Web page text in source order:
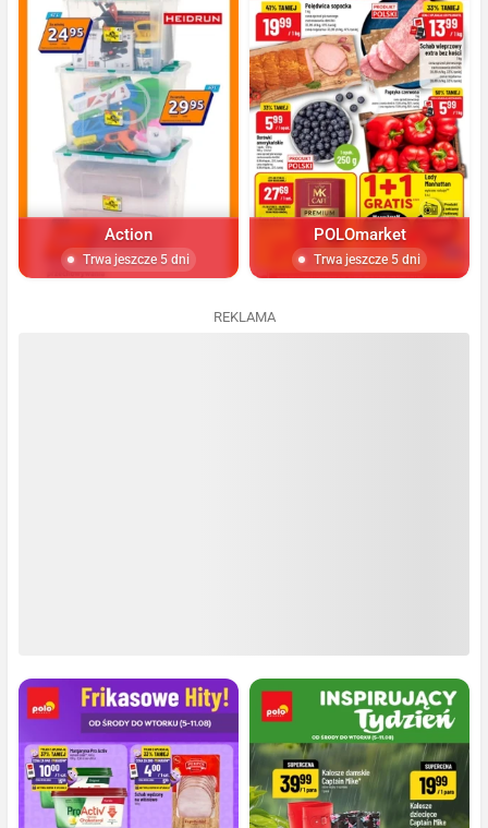
Action
Trwa jeszcze 5 dni
POLOmarket
Trwa jeszcze 5 dni
REKLAMA